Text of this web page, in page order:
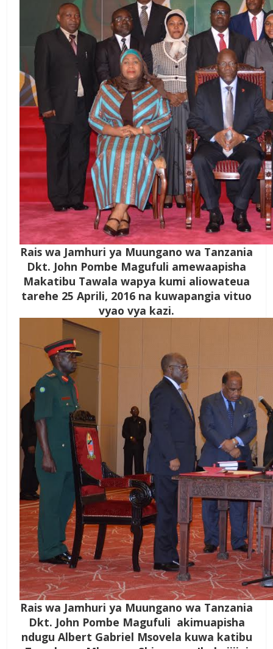
Rais wa Jamhuri ya Muungano wa Tanzania
Dkt. John Pombe Magufuli amewaapisha
Makatibu Tawala wapya kumi aliowateua
tarehe 25 Aprili, 2016 na kuwapangia vituo
vyao vya kazi.
Rais wa Jamhuri ya Muungano wa Tanzania
Dkt. John Pombe Magufuli akimuapisha
ndugu Albert Gabriel Msovela kuwa katibu